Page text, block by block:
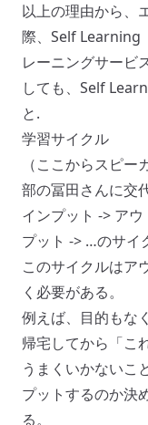
以上の理由から、
際、Self Learning
レーニングサービ
しても、Self
と.
学習サイクル
（ここからスピ
部の冨田さんに交代
インプット -> ア
プット -> …のサイ
このサイクルはア
く必要がある。
例えば、目的もな
帰宅してから「こ
うまくいかないこ
プットするのか決
る。